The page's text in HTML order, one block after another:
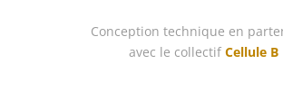
Conception technique en
avec le collectif Cellule B